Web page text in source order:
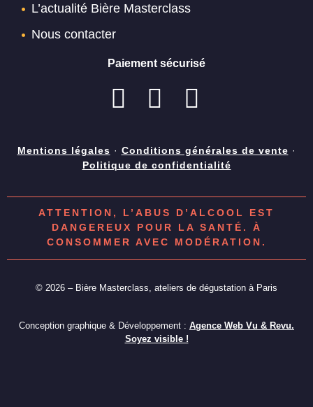
L’actualité Bière Masterclass
Nous contacter
Paiement sécurisé
Mentions légales · Conditions générales de vente ·
Politique de confidentialité
ATTENTION, L’ABUS D’ALCOOL EST
DANGEREUX POUR LA SANTÉ. À
CONSOMMER AVEC MODÉRATION.
© 2026 – Bière Masterclass, ateliers de dégustation à Paris
Conception graphique & Développement : Agence Web Vu & Revu.
Soyez visible !